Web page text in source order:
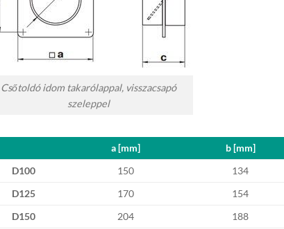
Csőtoldó idom takarólappal, visszacsapó
szeleppel
D100 150 134
D125
170 154
D150
204 188
a [mm] b [mm]